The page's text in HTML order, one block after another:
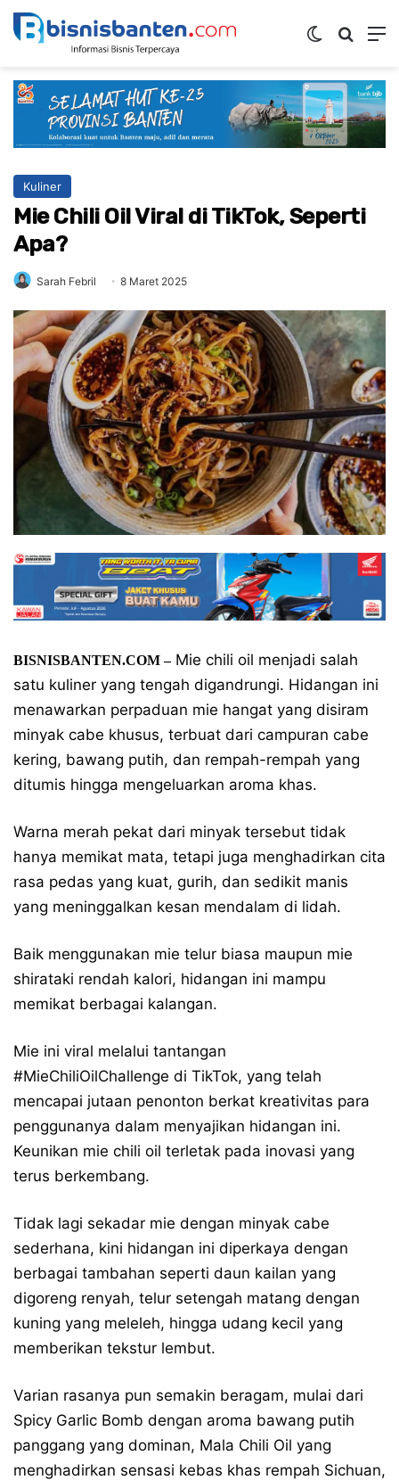
Switch skin
Kuliner
Mie Chili Oil Viral di TikTok, Seperti
Apa?
Sarah Febril 8 Maret 2025
BISNISBANTEN.COM –Mie chili oil menjadi salah
satu kuliner yang tengah digandrungi. Hidangan ini
menawarkan perpaduan mie hangat yang disiram
minyak cabe khusus, terbuat dari campuran cabe
kering, bawang putih, dan rempah-rempah yang
ditumis hingga mengeluarkan aroma khas.
Warna merah pekat dari minyak tersebut tidak
hanya memikat mata, tetapi juga menghadirkan cita
rasa pedas yang kuat, gurih, dan sedikit manis
yang meninggalkan kesan mendalam di lidah.
Baik menggunakan mie telur biasa maupun mie
shirataki rendah kalori, hidangan ini mampu
memikat berbagai kalangan.
Mie ini viral melalui tantangan
#MieChiliOilChallenge di TikTok, yang telah
mencapai jutaan penonton berkat kreativitas para
penggunanya dalam menyajikan hidangan ini.
Keunikan mie chili oil terletak pada inovasi yang
terus berkembang.
Tidak lagi sekadar mie dengan minyak cabe
sederhana, kini hidangan ini diperkaya dengan
berbagai tambahan seperti daun kailan yang
digoreng renyah, telur setengah matang dengan
kuning yang meleleh, hingga udang kecil yang
memberikan tekstur lembut.
Varian rasanya pun semakin beragam, mulai dari
Spicy Garlic Bomb dengan aroma bawang putih
panggang yang dominan, Mala Chili Oil yang
menghadirkan sensasi kebas khas rempah Sichuan,